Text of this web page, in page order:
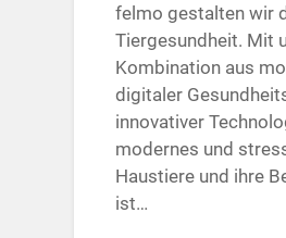
felmo gestalten wir
Tiergesundheit. Mit
Kombination aus
digitaler
innovativer
modernes und
Haustiere und ihre
ist…